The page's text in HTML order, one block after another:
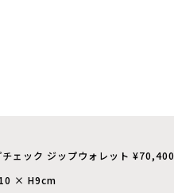
チェック ジップウォレット ¥70,400
× H9cm